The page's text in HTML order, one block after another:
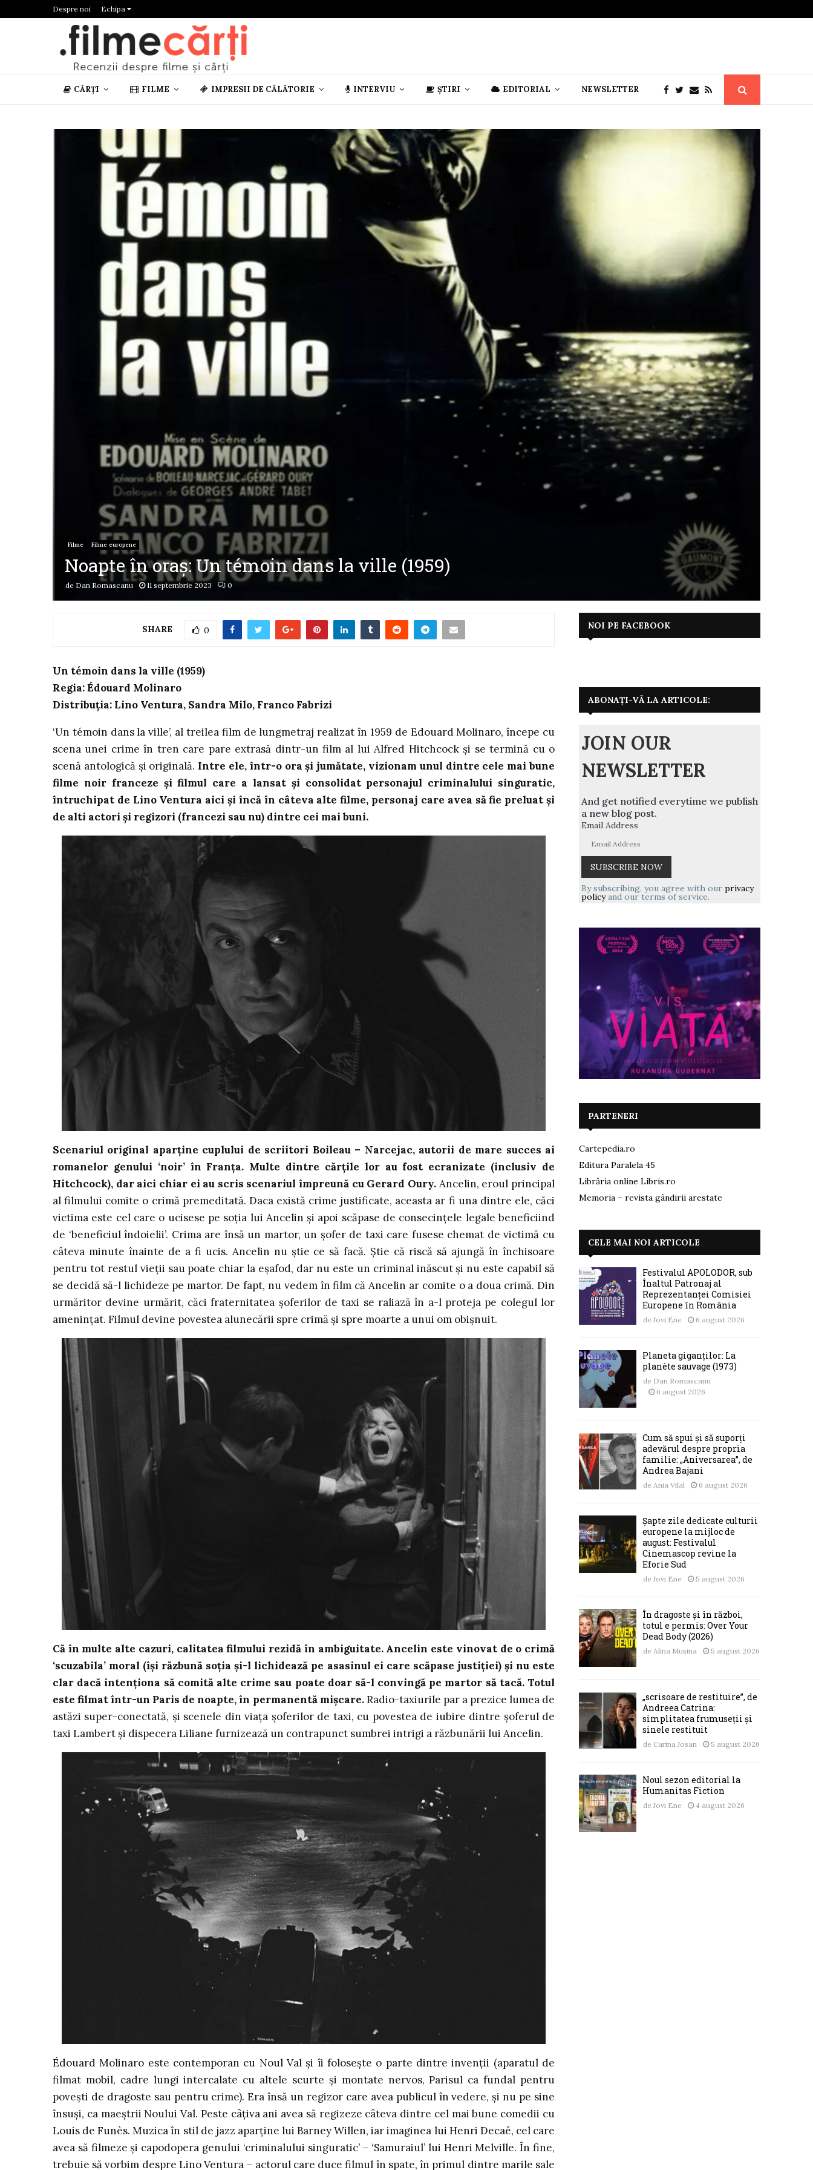
Despre noi Echipa
CĂRȚI FILME IMPRESII DE CĂLĂTORIE INTERVIU ȘTIRI EDITORIAL NEWSLETTER
Filme Filme europene
Noapte în oraș: Un témoin dans la ville (1959)
de Dan Romascanu 11 septembrie 2023 0
SHARE 0
Un témoin dans la ville (1959)
Regia: Édouard Molinaro
Distribuția: Lino Ventura, Sandra Milo, Franco Fabrizi
‘Un témoin dans la ville’, al treilea film de lungmetraj realizat în 1959 de Edouard Molinaro, începe cu
scena unei crime în tren care pare extrasă dintr-un film al lui Alfred Hitchcock și se termină cu o
scenă antologică și originală. Intre ele, într-o ora și jumătate, vizionam unul dintre cele mai bune
filme noir franceze și filmul care a lansat și consolidat personajul criminalului singuratic,
întruchipat de Lino Ventura aici și încă în câteva alte filme, personaj care avea să fie preluat și
de alti actori și regizori (francezi sau nu) dintre cei mai buni.
Scenariul original aparține cuplului de scriitori Boileau – Narcejac, autorii de mare succes ai
romanelor genului ‘noir’ în Franța. Multe dintre cărțile lor au fost ecranizate (inclusiv de
Hitchcock), dar aici chiar ei au scris scenariul împreună cu Gerard Oury. Ancelin, eroul principal
al filmului comite o crimă premeditată. Daca există crime justificate, aceasta ar fi una dintre ele, căci
victima este cel care o ucisese pe soția lui Ancelin și apoi scăpase de consecințele legale beneficiind
de ‘beneficiul îndoielii’. Crima are însă un martor, un șofer de taxi care fusese chemat de victimă cu
câteva minute înainte de a fi ucis. Ancelin nu știe ce să facă. Știe că riscă să ajungă în închisoare
pentru tot restul vieții sau poate chiar la eșafod, dar nu este un criminal inăscut și nu este capabil să
se decidă să-l lichideze pe martor. De fapt, nu vedem în film că Ancelin ar comite o a doua crimă. Din
urmăritor devine urmărit, căci fraternitatea șoferilor de taxi se raliază în a-l proteja pe colegul lor
amenințat. Filmul devine povestea alunecării spre crimă și spre moarte a unui om obișnuit.
Că în multe alte cazuri, calitatea filmului rezidă în ambiguitate. Ancelin este vinovat de o crimă
‘scuzabila’ moral (își răzbună soția și-l lichidează pe asasinul ei care scăpase justiției) și nu este
clar dacă intenționa să comită alte crime sau poate doar să-l convingă pe martor să tacă. Totul
este filmat într-un Paris de noapte, în permanentă mișcare.Radio-taxiurile par a prezice lumea de
astăzi super-conectată, și scenele din viața șoferilor de taxi, cu povestea de iubire dintre șoferul de
taxi Lambert și dispecera Liliane furnizează un contrapunct sumbrei intrigi a răzbunării lui Ancelin.
Édouard Molinaro este contemporan cu Noul Val și îi folosește o parte dintre invenții (aparatul de
filmat mobil, cadre lungi intercalate cu altele scurte și montate nervos, Parisul ca fundal pentru
povești de dragoste sau pentru crime). Era însă un regizor care avea publicul în vedere, și nu pe sine
însuși, ca maeștrii Noului Val. Peste câțiva ani avea să regizeze câteva dintre cel mai bune comedii cu
Louis de Funès. Muzica în stil de jazz aparține lui Barney Willen, iar imaginea lui Henri Decaë, cel care
avea să filmeze și capodopera genului ‘criminalului singuratic’ – ‘Samuraiul’ lui Henri Melville. În fine,
trebuie să vorbim despre Lino Ventura – actorul care duce filmul în spate, în primul dintre marile sale
NOI PE FACEBOOK
ABONAȚI-VĂ LA ARTICOLE:
JOIN OUR
NEWSLETTER
And get notified everytime we publish
a new blog post.
Email Address
By subscribing, you agree with our privacy
policyand our terms of service.
PARTENERI
Cartepedia.ro
Editura Paralela 45
Librăria online Libris.ro
Memoria – revista gândirii arestate
CELE MAI NOI ARTICOLE
Festivalul APOLODOR, sub
Înaltul Patronaj al
Reprezentanței Comisiei
Europene în România
de Jovi Ene 6 august 2026
Planeta giganților: La
planète sauvage (1973)
de Dan Romascanu
6 august 2026
Cum să spui și să suporți
adevărul despre propria
familie: „Aniversarea”, de
Andrea Bajani
de Ania Vilal 6 august 2026
Șapte zile dedicate culturii
europene la mijloc de
august: Festivalul
Cinemascop revine la
Eforie Sud
de Jovi Ene 5 august 2026
În dragoste și în război,
totul e permis: Over Your
Dead Body (2026)
de Alina Mușina 5 august 2026
„scrisoare de restituire”, de
Andreea Catrina:
simplitatea frumuseții și
sinele restituit
de Carina Josan 5 august 2026
Noul sezon editorial la
Humanitas Fiction
de Jovi Ene 4 august 2026